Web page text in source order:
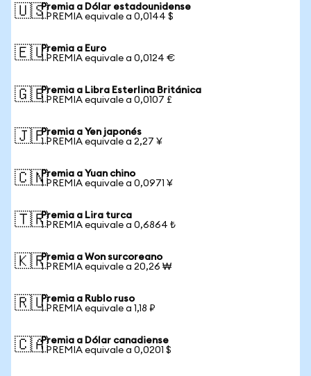
🇺🇸Premia a Dólar estadounidense
1 PREMIA equivale a 0,0144 $
🇪🇺Premia a Euro
1 PREMIA equivale a 0,0124 €
🇬🇧Premia a Libra Esterlina Británica
1 PREMIA equivale a 0,0107 £
🇯🇵Premia a Yen japonés
1 PREMIA equivale a 2,27 ¥
🇨🇳Premia a Yuan chino
1 PREMIA equivale a 0,0971 ¥
🇹🇷Premia a Lira turca
1 PREMIA equivale a 0,6864 ₺
🇰🇷Premia a Won surcoreano
1 PREMIA equivale a 20,26 ₩
🇷🇺Premia a Rublo ruso
1 PREMIA equivale a 1,18 ₽
🇨🇦Premia a Dólar canadiense
1 PREMIA equivale a 0,0201 $